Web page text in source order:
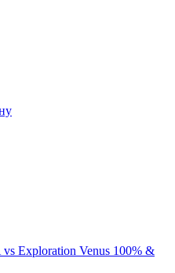
Exploration Venus 100% &